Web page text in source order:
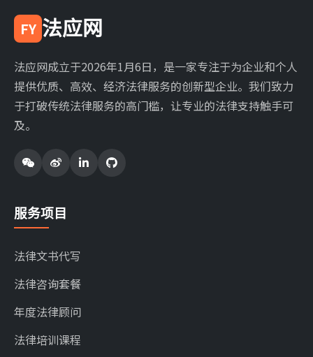
FY 法应网
法应网成立于2026年1月6日，是一家专注于为企业和个人
提供优质、高效、经济法律服务的创新型企业。我们致力
于打破传统法律服务的高门槛，让专业的法律支持触手可
及。
服务项目
法律文书代写
法律咨询套餐
年度法律顾问
法律培训课程